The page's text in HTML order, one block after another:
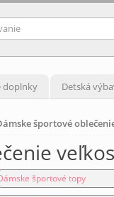
doplnky Detská
športové
športové topy